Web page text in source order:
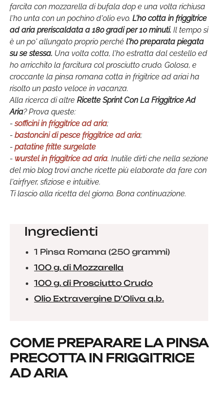
farcita con mozzarella di bufala dop e una volta richiusa
l'ho unta con un pochino d'olio evo. L'ho cotta in friggitrice
ad aria preriscaldata a 180 gradi per 10 minuti. Il tempo si
è un po' allungato proprio perché l'ho preparata piegata
su se stessa. Una volta cotta, l'ho estratta dal cestello ed
ho arricchito la farcitura col prosciutto crudo. Golosa, e
croccante la pinsa romana cotta in frigitrice ad ariai ha
risolto un pasto veloce in vacanza.
Alla ricerca di altre Ricette Sprint Con La Friggitrice Ad
Aria? Prova queste:
-sofficini in friggitrice ad aria;
- bastoncini di pesce friggitrice ad aria;
- patatine fritte surgelate
- wurstel in friggitrice ad aria. Inutile dirti che nella sezione
del mio blog trovi anche ricette più elaborate da fare con
l'airfryer, sfiziose e intuitive.
Ti lascio alla ricetta del giorno. Bona continuazione.
Ingredienti
1 Pinsa Romana (250 grammi)
100 g. di Mozzarella
100 g. di Prosciutto Crudo
Olio Extravergine D'Oliva q.b.
COME PREPARARE LA PINSA
PRECOTTA IN FRIGGITRICE
AD ARIA